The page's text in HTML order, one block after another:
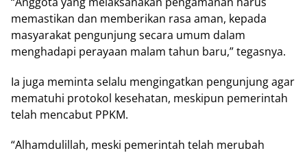
memastikan dan memberikan rasa aman, kepada
masyarakat pengunjung secara umum dalam
menghadapi perayaan malam tahun baru,” tegasnya.
Ia juga meminta selalu mengingatkan pengunjung agar
mematuhi protokol kesehatan, meskipun pemerintah
telah mencabut PPKM.
“Alhamdulillah, meski pemerintah telah merubah